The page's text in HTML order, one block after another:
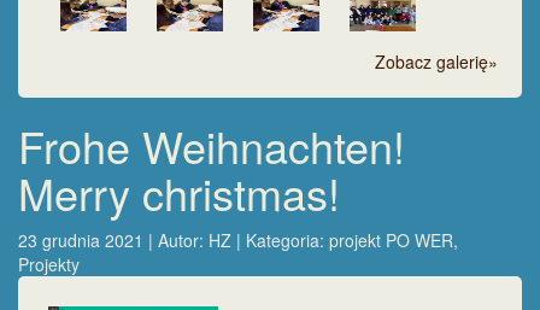
Zobacz galerię»
Frohe Weihnachten!
Merry christmas!
23 grudnia 2021 | Autor: HZ | Kategoria: projekt PO WER,
Projekty